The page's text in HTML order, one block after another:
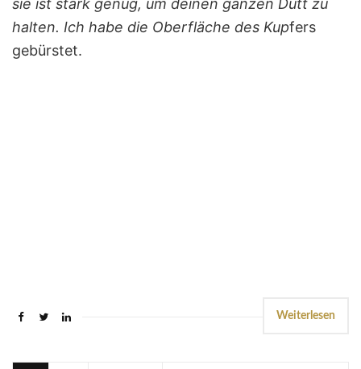
sie ist stark genug, um deinen ganzen Dutt zu
halten. Ich habe die Oberfläche des Kupfers
gebürstet.
Weiterlesen